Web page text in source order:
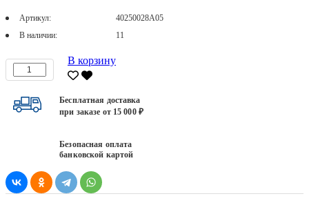
Артикул:
40250028А05
В наличии:
11
В корзину
Бесплатная доставка
при заказе от 15 000 ₽
Безопасная оплата
банковской картой